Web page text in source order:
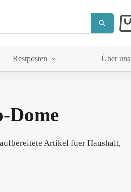
Restposten Über uns
Dome
Artikel fuer Haushalt,